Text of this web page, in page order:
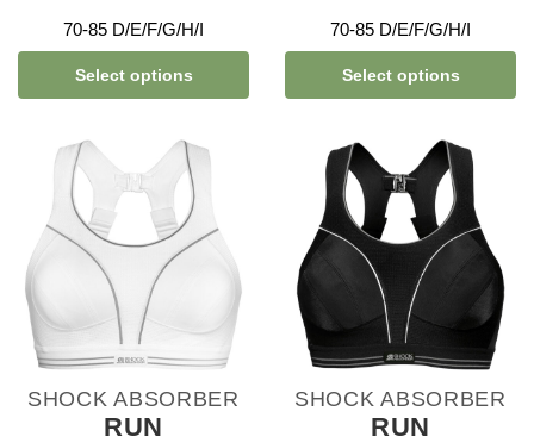
70-85 D/E/F/G/H/I
Select options
70-85 D/E/F/G/H/I
Select options
SHOCK ABSORBER
RUN
SHOCK ABSORBER
RUN